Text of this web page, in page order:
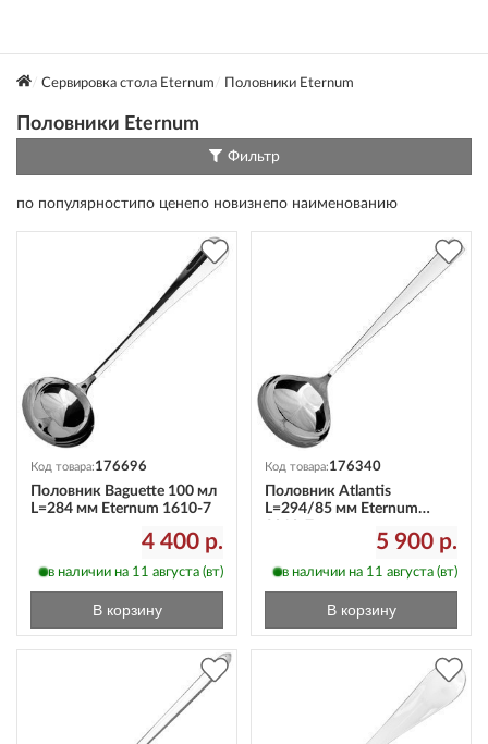
Сервировка стола Eternum Половники Eternum
Половники Eternum
Фильтр
по популярностипо ценепо новизнепо наименованию
Код товара:176696
Половник Baguette 100 мл
L=284 мм Eternum 1610-7
4 400 р.
в наличии на 11 августа (вт)
В корзину
Код товара:176340
Половник Atlantis
L=294/85 мм Eternum
5 900 р.
в наличии на 11 августа (вт)
В корзину